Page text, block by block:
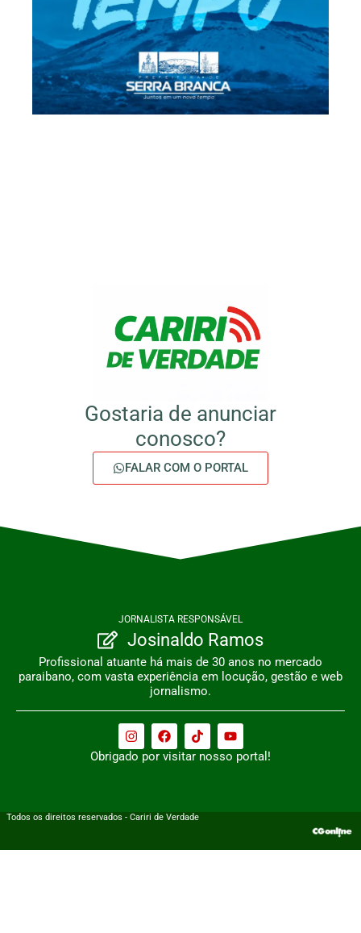
Gostaria de anunciar
conosco?
FALAR COM O PORTAL
JORNALISTA RESPONSÁVEL
Josinaldo Ramos
Profissional atuante há mais de 30 anos no mercado
paraibano, com vasta experiência em locução, gestão e web
jornalismo.
Obrigado por visitar nosso portal!
Todos os direitos reservados - Cariri de Verdade